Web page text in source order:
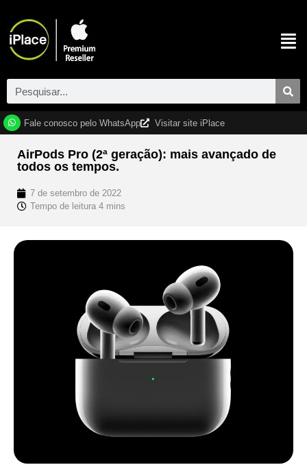
Fale conosco pelo WhatsApp Visitar site iPlace
AirPods Pro (2ª geração): mais avançado de
todos os tempos.
7 de setembro de 2022